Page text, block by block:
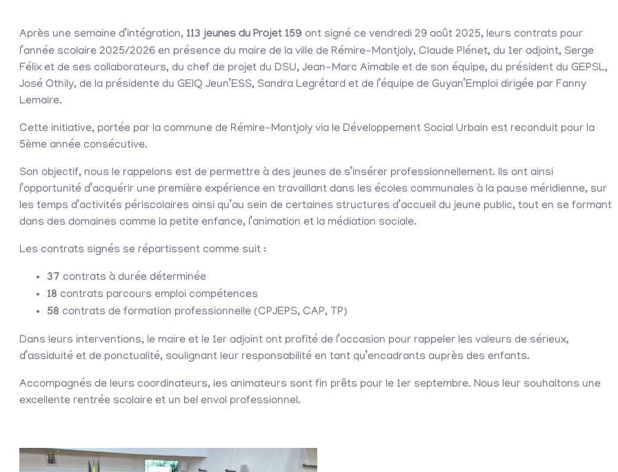
Après une semaine d’intégration, 113 jeunes du Projet 159 ont signé ce vendredi 29 août 2025, leurs contrats pour
l’année scolaire 2025/2026 en présence du maire de la ville de Rémire-Montjoly, Claude Plénet, du 1er adjoint, Serge
Félix et de ses collaborateurs, du chef de projet du DSU, Jean-Marc Aimable et de son équipe, du président du GEPSL,
José Othily, de la présidente du GEIQ Jeun’ESS, Sandra Legrétard et de l’équipe de Guyan’Emploi dirigée par Fanny
Lemaire.
Cette initiative, portée par la commune de Rémire-Montjoly via le Développement Social Urbain est reconduit pour la
5ème année consécutive.
Son objectif, nous le rappelons est de permettre à des jeunes de s’insérer professionnellement. Ils ont ainsi
l’opportunité d’acquérir une première expérience en travaillant dans les écoles communales à la pause méridienne, sur
les temps d’activités périscolaires ainsi qu’au sein de certaines structures d’accueil du jeune public, tout en se formant
dans des domaines comme la petite enfance, l’animation et la médiation sociale.
Les contrats signés se répartissent comme suit :
37 contrats à durée déterminée
18 contrats parcours emploi compétences
58 contrats de formation professionnelle (CPJEPS, CAP, TP)
Dans leurs interventions, le maire et le 1er adjoint ont profité de l’occasion pour rappeler les valeurs de sérieux,
d’assiduité et de ponctualité, soulignant leur responsabilité en tant qu’encadrants auprès des enfants.
Accompagnés de leurs coordinateurs, les animateurs sont fin prêts pour le 1er septembre. Nous leur souhaitons une
excellente rentrée scolaire et un bel envol professionnel.
Août
2026
Conférence publique :
Parkinson, bien bouger,
bien manger….. malgré la